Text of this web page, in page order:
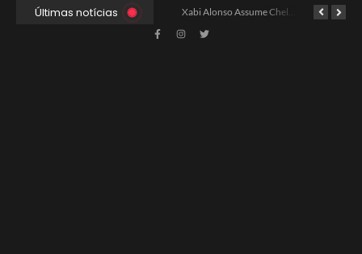
Últimas notícias Ancelotti Avalia Elenco Final para Convocação da Copa Xabi Alonso Assume Chelsea: Nova Estratégia Gerencial e Contrato Até 2030